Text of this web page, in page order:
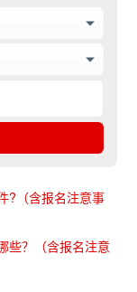
?（含报名注意事
些？（含报名注意